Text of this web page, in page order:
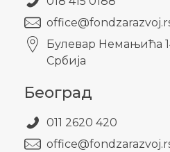
Булевар Немањића
Србија
Београд
011 2620 420